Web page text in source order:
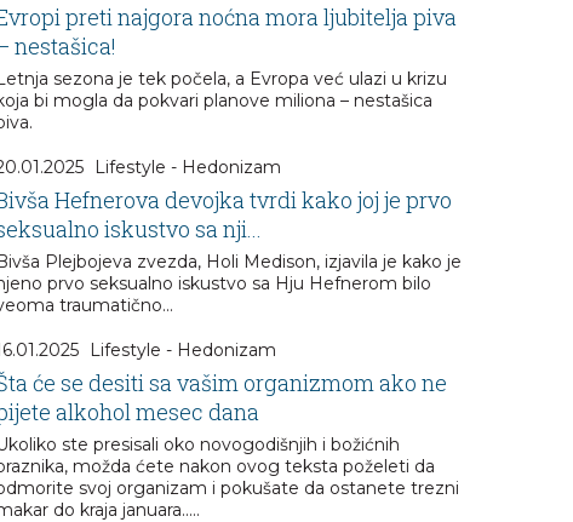
preti najgora noćna mora ljubitelja piva
nestašica!
sezona je tek počela, a Evropa već ulazi u krizu
bi mogla da pokvari planove miliona – nestašica
Lifestyle - Hedonizam
Hefnerova devojka tvrdi kako joj je prvo
iskustvo sa nji...
Plejbojeva zvezda, Holi Medison, izjavila je kako je
prvo seksualno iskustvo sa Hju Hefnerom bilo
traumatično...
Lifestyle - Hedonizam
će se desiti sa vašim organizmom ako ne
alkohol mesec dana
ste presisali oko novogodišnjih i božićnih
možda ćete nakon ovog teksta poželeti da
svoj organizam i pokušate da ostanete trezni
do kraja januara.....